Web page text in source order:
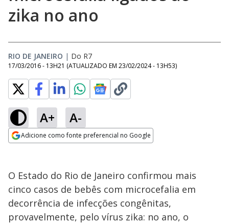
zika no ano
RIO DE JANEIRO | Do R7
17/03/2016 - 13H21 (ATUALIZADO EM 23/02/2024 - 13H53)
A+ A-
Adicione como fonte preferencial no Google
O Estado do Rio de Janeiro confirmou mais
cinco casos de bebês com microcefalia em
decorrência de infecções congênitas,
provavelmente, pelo vírus zika: no ano, o